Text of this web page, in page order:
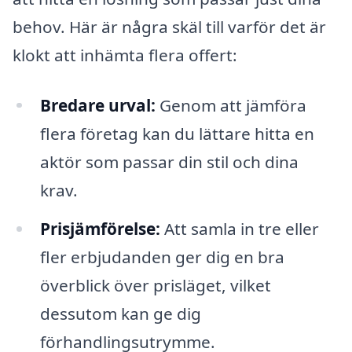
behov. Här är några skäl till varför det är
klokt att inhämta flera offert:
Bredare urval: Genom att jämföra
flera företag kan du lättare hitta en
aktör som passar din stil och dina
krav.
Prisjämförelse: Att samla in tre eller
fler erbjudanden ger dig en bra
överblick över prisläget, vilket
dessutom kan ge dig
förhandlingsutrymme.